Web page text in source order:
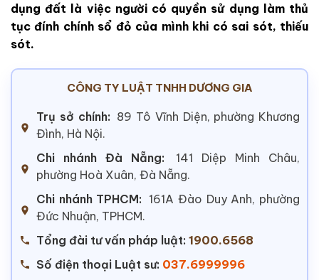
dụng đất là việc người có quyền sử dụng làm thủ
tục đính chính sổ đỏ của mình khi có sai sót, thiếu
sót.
CÔNG TY LUẬT TNHH DƯƠNG GIA
Trụ sở chính: 89 Tô Vĩnh Diện, phường Khương
Đình, Hà Nội.
Chi nhánh Đà Nẵng:
141 Diệp Minh Châu,
phường Hoà Xuân, Đà Nẵng.
Chi nhánh TPHCM: 161A Đào Duy Anh, phường
Đức Nhuận, TPHCM.
Tổng đài tư vấn pháp luật: 1900.6568
Số điện thoại Luật sư: 037.6999996